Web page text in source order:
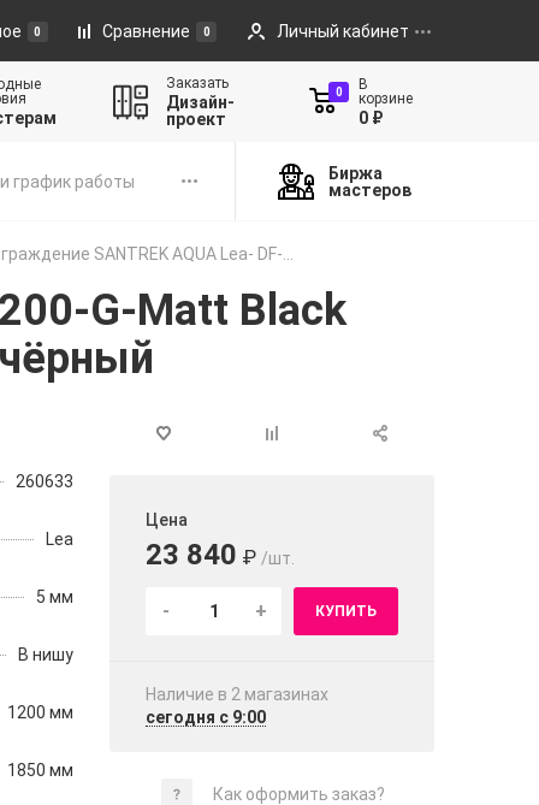
0 Сравнение 0 Личный кабинет
Заказать
Дизайн-
проект
0
В
корзине
0 ₽
график работы
Биржа
мастеров
SANTREK AQUA Lea- DF-...
G-Matt Black
260633
Lea
5 мм
В нишу
1200 мм
1850 мм
Цена
23 840 ₽ /шт.
- + КУПИТЬ
Наличие в 2 магазинах
сегодня с 9:00
Как оформить заказ?